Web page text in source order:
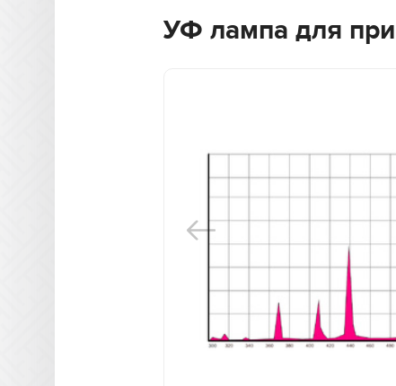
УФ лампа для